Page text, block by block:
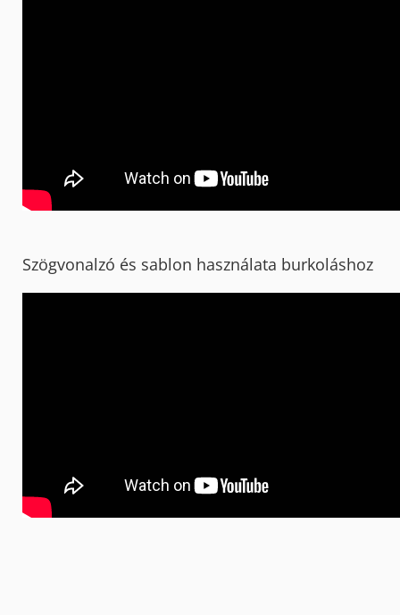
Szögvonalzó és sablon használata burkoláshoz